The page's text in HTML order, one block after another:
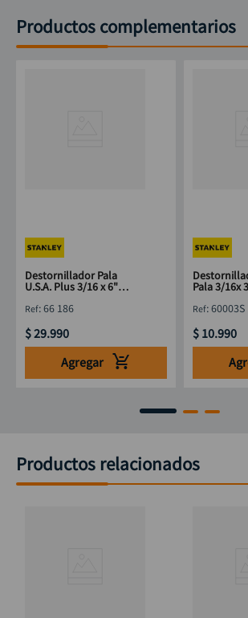
Productos complementarios
Destornillador Pala
U.S.A. Plus 3/16 x 6"
:66 186
$29.990
Agregar
Pala 3/16x
:60003S
$ 10.990
Productos relacionados